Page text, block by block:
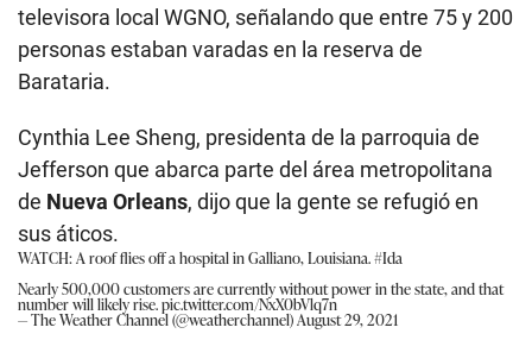
televisora local WGNO, señalando que entre 75 y 200
personas estaban varadas en la reserva de
Barataria.
Cynthia Lee Sheng, presidenta de la parroquia de
Jefferson que abarca parte del área metropolitana
de Nueva Orleans, dijo que la gente se refugió en
sus áticos.
WATCH: A roof flies off a hospital in Galliano, Louisiana.#Ida
Nearly 500,000 customers are currently without power in the state, and that
number will likely rise.pic.twitter.com/NxX0bVlq7n
— The Weather Channel (@weatherchannel)August 29, 2021